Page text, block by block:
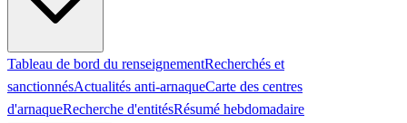
Tableau de bord du renseignementRecherchés et
sanctionnésActualités anti-arnaqueCarte des centres
d'arnaqueRecherche d'entitésRésumé hebdomadaire